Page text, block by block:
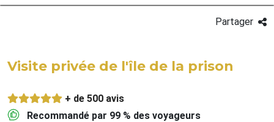
Partager
Visite privée de l'île de la prison
+ de 500 avis
Recommandé par 99 % des voyageurs